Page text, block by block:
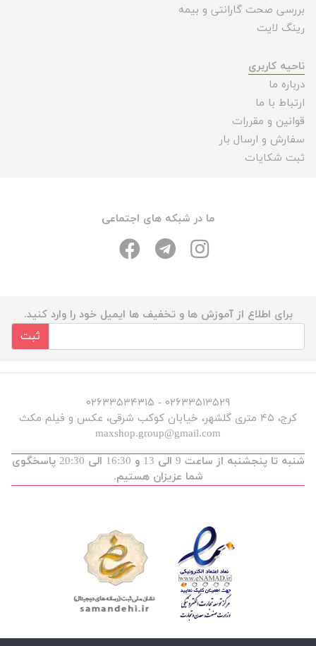
بررسی صحت گارانتی و بیمه
رینگ لایت
ناحیه کاربری
درباره ما
ارتباط با ما
قوانین و مقررات
سفارش و ارسال بار
ثبت شکایات
ما در شبکه های اجتماعی
برای اطلاع از آموزش ها و تخفیف ها ایمیل خود را وارد کنید.
ثبت
۰۲۶۳۳۵۱۳۵۲۹ - ۰۲۶۳۳۵۳۴۳۱۵
کرج، ۴۵ متری گلشهر، خیابان کوکب شرقی، عکس و فیلم مکث
maxshop.group@gmail.com
شنبه تا پنجشنبه از ساعت 9 الی 13 و 16:30 الی 20:30 پاسخگوی
شما عزیزان هستیم.